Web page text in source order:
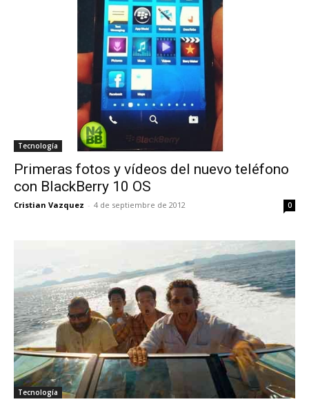
Tecnología
Primeras fotos y vídeos del nuevo teléfono
con BlackBerry 10 OS
Cristian Vazquez - 4 de septiembre de 2012 0
Tecnología